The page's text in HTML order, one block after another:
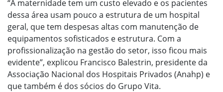
“A maternidade tem um custo elevado e os pacientes
dessa área usam pouco a estrutura de um hospital
geral, que tem despesas altas com manutenção de
equipamentos sofisticados e estrutura. Com a
profissionalização na gestão do setor, isso ficou mais
evidente”, explicou Francisco Balestrin, presidente da
Associação Nacional dos Hospitais Privados (Anahp) e
que também é dos sócios do Grupo Vita.